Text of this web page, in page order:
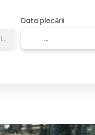
Data plecării